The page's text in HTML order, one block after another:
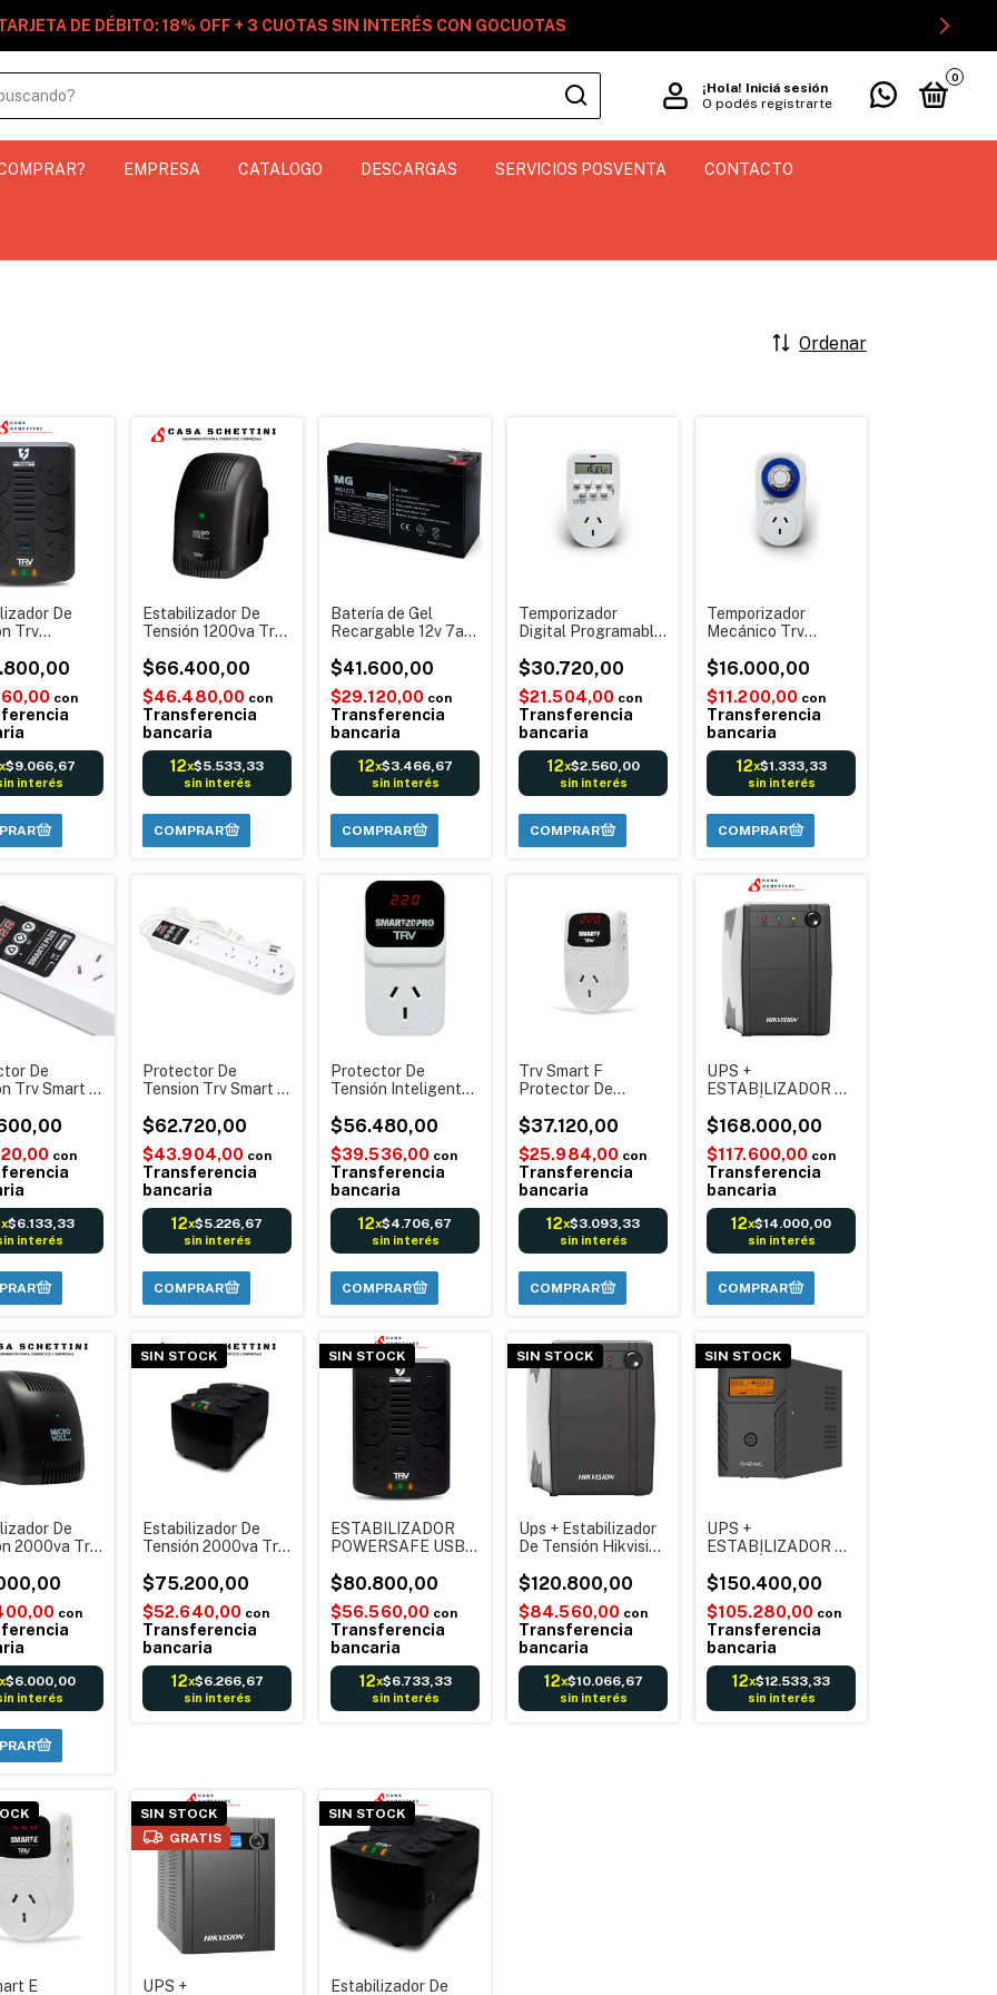
DE DÉBITO: 18% OFF + 3 CUOTAS SIN INTERÉS CON GOCUOTAS
¡Hola! Iniciá sesión
O podés registrarte
0
EMPRESA CATALOGO DESCARGAS SERVICIOS POSVENTA CONTACTO
Ordenar
De
Trv
6 Tomas
Envíoscon
x$9.066,67
interés
Estabilizador De
Tensión 1200va Trv
tomas
$66.400,00
$46.480,00 con
Transferencia
bancaria
12x$5.533,33
sin interés
Batería de Gel
Recargable 12v 7ah
Alarmas Luces
$41.600,00
$29.120,00 con
Transferencia
bancaria
12x$3.466,67
sin interés
Temporizador
Digital Programable
Trv Tmp001
$30.720,00
$21.504,00 con
Transferencia
bancaria
12x$2.560,00
sin interés
Temporizador
Mecánico Trv
Enchufable
Analógico TMP002
$16.000,00
$11.200,00 con
Transferencia
bancaria
12x$1.333,33
sin interés
De
Trv Smart E
Blanco
con
x$6.133,33
interés
Protector De
Tension Trv Smart E
Display Blanco
$62.720,00
$43.904,00 con
Transferencia
bancaria
12x$5.226,67
sin interés
Protector De
Tensión Inteligente
Toma 20a Blanco
$56.480,00
$39.536,00 con
Transferencia
bancaria
12x$4.706,67
sin interés
Trv Smart F
Protector De
Con Display Blanco
$37.120,00
$25.984,00 con
Transferencia
bancaria
12x$3.093,33
sin interés
UPS +
ESTABILIZADOR DE
4 TOMAS -
POTENCIA pico:
1000VA - Potencia
nominal 480 W
Córdoba Envíos
Garantía
$168.000,00
$117.600,00 con
Transferencia
bancaria
12x$14.000,00
sin interés
De
2000va Trv
con
x$6.000,00
interés
SIN STOCK
Estabilizador De
Tensión 2000va Trv
tomas - Rj45
Protección Pc,
Impresoras, Equipos
informáticos
$75.200,00
$52.640,00 con
Transferencia
bancaria
12x$6.266,67
sin interés
SIN STOCK
ESTABILIZADOR
POWERSAFE USB -
TOMAS IRAM + 2
PUERTOS USB
Córdoba Envíos
$80.800,00
$56.560,00 con
Transferencia
bancaria
12x$6.733,33
sin interés
SIN STOCK
Ups + Estabilizador
De Tensión Hikvision
360w 6 Tomas Con
Batería Negro
$120.800,00
$84.560,00 con
Transferencia
bancaria
12x$10.066,67
sin interés
SIN STOCK
UPS +
ESTABILIZADOR DE
salidas 2 tomas
800VA 480W 220V
LCD AVR
$150.400,00
$105.280,00 con
Transferencia
bancaria
12x$12.533,33
sin interés
E
SIN STOCK
GRATIS
UPS +
SIN STOCK
Estabilizador De